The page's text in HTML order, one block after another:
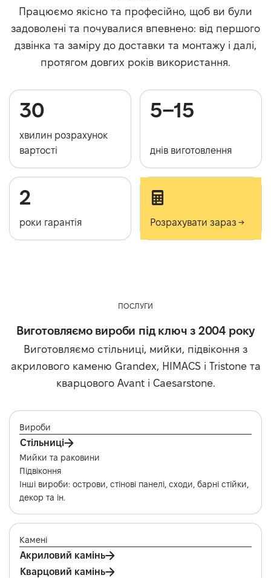
Працюємо якісно та професійно, щоб ви були
задоволені та почувалися впевнено: від першого
дзвінка та заміру до доставки та монтажу і далі,
протягом довгих років використання.
30
хвилин розрахунок
вартості
5−15
днів виготовлення
2
роки гарантія Розрахувати зараз →
ПОСЛУГИ
Виготовляємо вироби під ключ з 2004 року
Виготовляємо стільниці, мийки, підвіконня з
акрилового каменю Grandex, HIMACS і Tristone та
кварцового Avant і Caesarstone.
Вироби
Стільниці
Мийки та раковини
Підвіконня
Інші вироби: острови, стінові панелі, сходи, барні стійки,
декор та ін.
Камені
Акриловий камінь
Кварцовий камінь